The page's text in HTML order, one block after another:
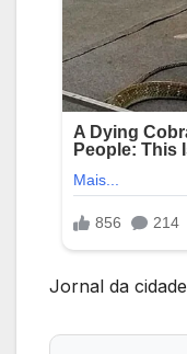
Jornal da cidade